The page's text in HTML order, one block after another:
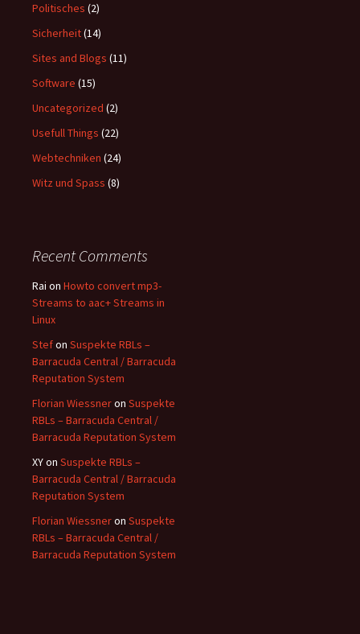
Politisches (2)
Sicherheit(14)
Sites and Blogs (11)
Software (15)
Uncategorized (2)
Usefull Things (22)
Webtechniken (24)
Witz und Spass (8)
Recent Comments
Rai on Howto convert mp3-
Streams to aac+ Streams in
Linux
Stefon Suspekte RBLs –
Barracuda Central / Barracuda
Reputation System
Florian Wiessneron Suspekte
RBLs – Barracuda Central /
Barracuda Reputation System
XYon Suspekte RBLs –
Barracuda Central / Barracuda
Reputation System
Florian Wiessneron Suspekte
RBLs – Barracuda Central /
Barracuda Reputation System